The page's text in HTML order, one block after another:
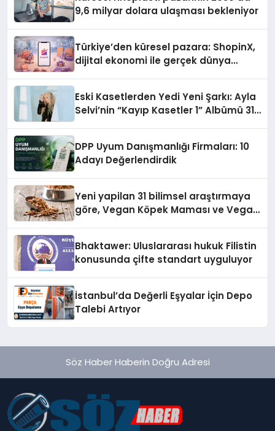
9,6 milyar dolara ulaşması bekleniyor
Türkiye’den küresel pazara: ShopinX,
dijital ekonomi ile gerçek dünya
Eski Kasetlerden Yedi Yeni Şarkı: Ayla
Selvi’nin “Kayıp Kasetler 1” Albümü 31
DPP Uyum Danışmanlığı Firmaları: 10
Adayı Değerlendirdik
Yeni yapilan 31 bilimsel araştırmaya
göre, Vegan Köpek Maması ve Vegan
Bhaktawer: Uluslararası hukuk Filistin
konusunda çifte standart uyguluyor
İstanbul’da Değerli Eşyalar İçin Depo
Talebi Artıyor
Söz Haber Haberin Doğru Adresi